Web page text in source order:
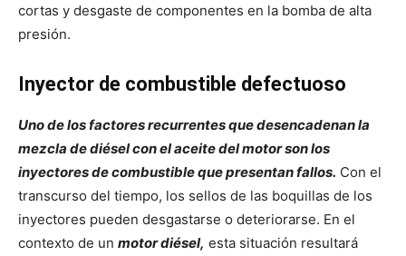
cortas y desgaste de componentes en la bomba de alta
presión.
Inyector de combustible defectuoso
Uno de los factores recurrentes que desencadenan la
mezcla de diésel con el aceite del motor son los
inyectores de combustible que presentan fallos. Con el
transcurso del tiempo, los sellos de las boquillas de los
inyectores pueden desgastarse o deteriorarse. En el
contexto de un motor diésel, esta situación resultará